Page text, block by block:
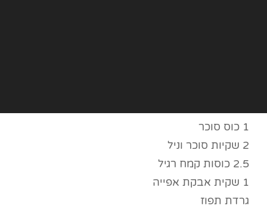
1 כוס סוכר
2 שקיות סוכר וניל
2.5 כוסות קמח רגיל
1 שקית אבקת אפייה
גרדת תפוז